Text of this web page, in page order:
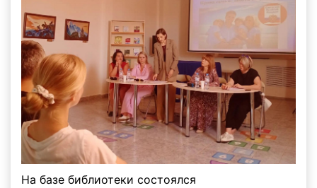
На базе библиотеки состоялся